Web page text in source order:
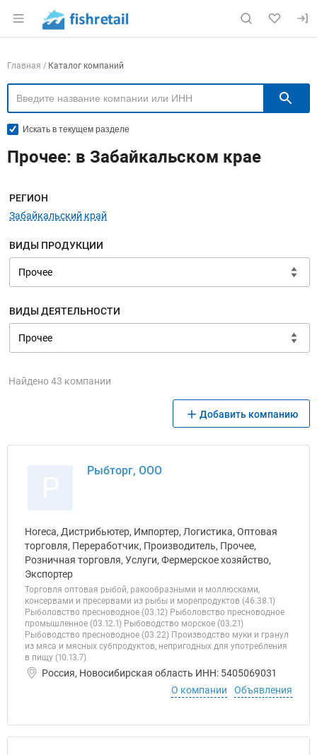
Раздел навигации по сайту fishretail.ru
Навигация по компаниям
Главная Каталог компаний
Искать в текущем разделе
Прочее: в Забайкальском крае
Меню навигации
РЕГИОН
Забайкальский край
ВИДЫ ПРОДУКЦИИ
ВИДЫ ДЕЯТЕЛЬНОСТИ
Найдено 43 компании
Добавить компанию
Рыбторг, ООО
Horeca, Дистрибьютер, Импортер, Логистика, Оптовая
торговля, Переработчик, Производитель, Прочее,
Розничная торговля, Услуги, Фермерское хозяйство,
Экспортер
Торговля оптовая рыбой, ракообразными и моллюсками,
консервами и пресервами из рыбы и морепродуктов (46.38.1)
Рыболовство пресноводное (03.12) Рыболовство пресноводное
промышленное (03.12.1) Рыбоводство морское (03.21)
Рыбоводство пресноводное (03.22) Производство муки и гранул
из мяса и мясных субпродуктов, непригодных для употребления
в пищу (10.13.7)
Россия, Новосибирская область ИНН: 5405069031
О компании
Объявления